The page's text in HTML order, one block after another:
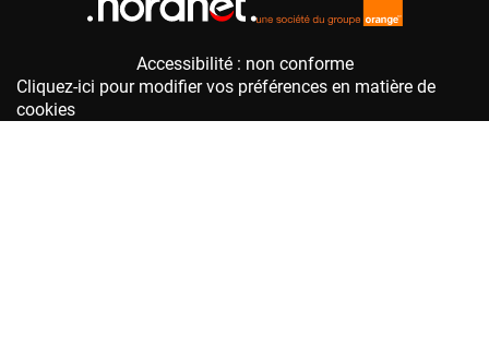
Accessibilité : non conforme
Cliquez-ici pour modifier vos préférences en matière de
cookies